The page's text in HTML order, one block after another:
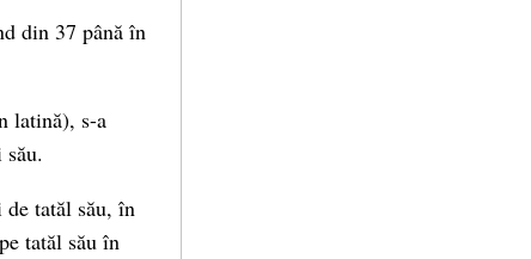
din 37 până în
latină), s-a
tatăl său, în
tatăl său în